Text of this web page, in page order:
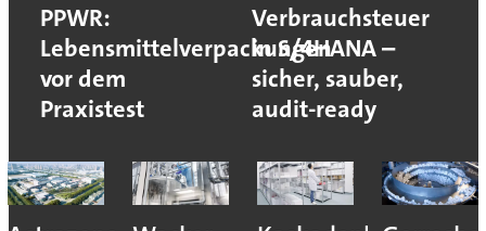
PPWR:
Lebensmittelverpackungen
vor dem
Praxistest
Verbrauchsteuer
in S/4HANA –
sicher, sauber,
audit-ready